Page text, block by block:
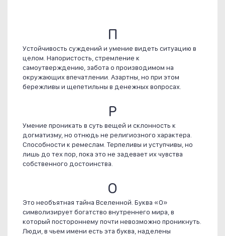
П
Устойчивость суждений и умение видеть ситуацию в
целом. Напористость, стремление к
самоутверждению, забота о производимом на
окружающих впечатлении. Азартны, но при этом
бережливы и щепетильны в денежных вопросах.
Р
Умение проникать в суть вещей и склонность к
догматизму, но отнюдь не религиозного характера.
Способности к ремеслам. Терпеливы и уступчивы, но
лишь до тех пор, пока это не задевает их чувства
собственного достоинства.
О
Это необъятная тайна Вселенной. Буква «О»
символизирует богатство внутреннего мира, в
который постороннему почти невозможно проникнуть.
Люди, в чьем имени есть эта буква, наделены